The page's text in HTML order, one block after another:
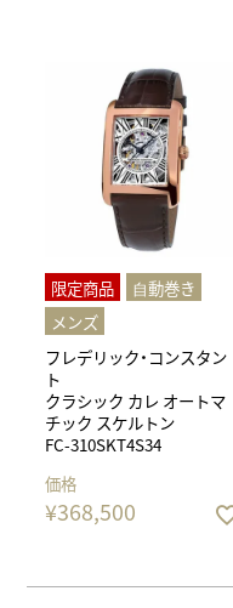
限定商品
⾃動巻き
メンズ
フレデリック・コンスタン
ト
クラシック カレ オートマ
チック スケルトン
FC-310SKT4S34
価格
¥368,500